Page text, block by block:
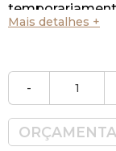
o vinil em
Mais detalhes +
-